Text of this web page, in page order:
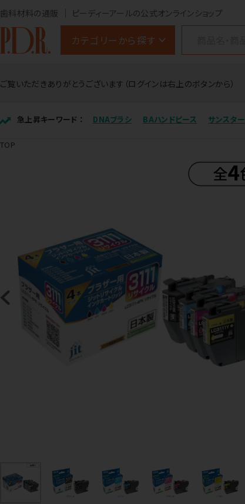
歯科材料の通販 ピーディーアールの公式オンラインショップ
カテゴリーから探す
ご覧いただきありがとうございます（ログインは右上のボタンから）
急上昇キーワード ： DNAブラシ BAハンドピース サンスター
TOP